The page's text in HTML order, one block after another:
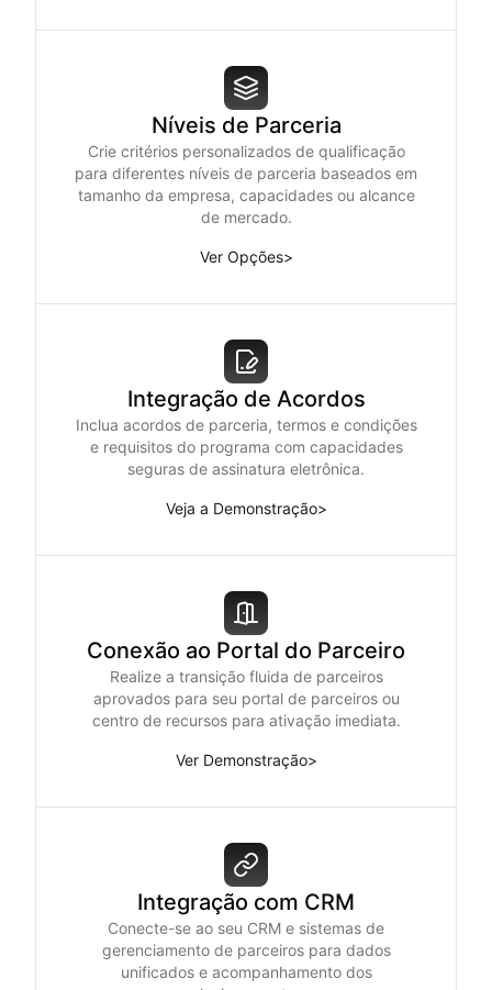
Níveis de Parceria
Crie critérios personalizados de qualificação
para diferentes níveis de parceria baseados em
tamanho da empresa, capacidades ou alcance
de mercado.
Ver Opções>
Integração de Acordos
Inclua acordos de parceria, termos e condições
e requisitos do programa com capacidades
seguras de assinatura eletrônica.
Veja a Demonstração>
Conexão ao Portal do Parceiro
Realize a transição fluida de parceiros
aprovados para seu portal de parceiros ou
centro de recursos para ativação imediata.
Ver Demonstração>
Integração com CRM
Conecte-se ao seu CRM e sistemas de
gerenciamento de parceiros para dados
unificados e acompanhamento dos